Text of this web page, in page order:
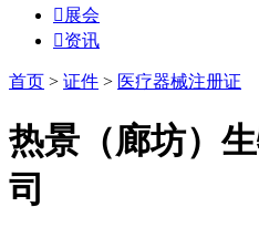
 展会
资讯
首页 > 证件 > 医疗器械注册证
热景（廊坊）
司